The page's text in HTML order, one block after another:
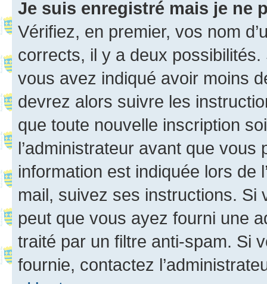
Je suis enregistré mais je ne
Vérifiez, en premier, vos nom
corrects, il y a deux
vous avez indiqué avoir moins
devrez alors suivre les
que toute nouvelle inscription
l’administrateur avant que
information est indiquée lors de
mail, suivez ses instructions. Si
peut que vous ayez fourni une
traité par un filtre anti-spam. Si
fournie, contactez